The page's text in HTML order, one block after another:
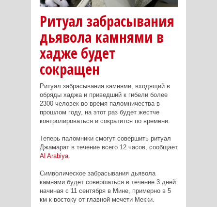
Ритуал забрасывания
дьявола камнями в
хадже будет
сокращен
Ритуал забрасывания камнями, входящий в
обряды хаджа и приведший к гибели более
2300 человек во время паломничества в
прошлом году, на этот раз будет жестче
контролироваться и сократится по времени.
Теперь паломники смогут совершить ритуал
Джамарат в течение всего 12 часов, сообщает
Al Arabiya.
Символическое забрасывания дьявола
камнями будет совершаться в течение 3 дней
начиная с 11 сентября в Мине, примерно в 5
км к востоку от главной мечети Мекки.